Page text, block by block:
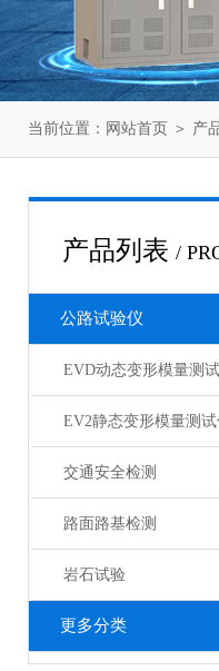
当前位置： 网站首页 ＞ 产
产品列表 /
公路试验仪
EVD动态变形模量测
EV2静态变形模量测试
交通安全检测
路面路基检测
岩石试验
更多分类